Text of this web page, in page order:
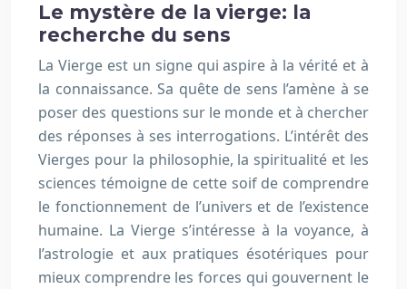
Le mystère de la vierge: la
recherche du sens
La Vierge est un signe qui aspire à la vérité et à
la connaissance. Sa quête de sens l’amène à se
poser des questions sur le monde et à chercher
des réponses à ses interrogations. L’intérêt des
Vierges pour la philosophie, la spiritualité et les
sciences témoigne de cette soif de comprendre
le fonctionnement de l’univers et de l’existence
humaine. La Vierge s’intéresse à la voyance, à
l’astrologie et aux pratiques ésotériques pour
mieux comprendre les forces qui gouvernent le